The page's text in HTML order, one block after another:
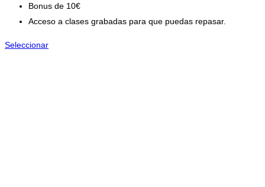
Bonus de 10€
Acceso a clases grabadas para que puedas repasar.
Seleccionar